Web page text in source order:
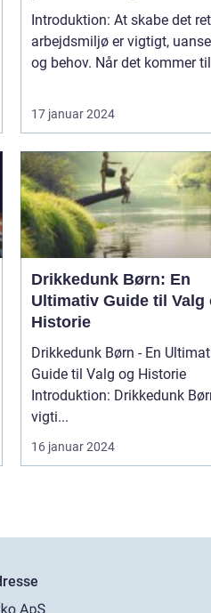
Introduktion: At skabe det
arbejdsmiljø er vigtigt,
og behov. Når det kommer
17 januar 2024
Drikkedunk Børn: En
Ultimativ Guide til Valg
Historie
Drikkedunk Børn - En
Guide til Valg og Historie
Introduktion: Drikkedunk
vigti...
16 januar 2024